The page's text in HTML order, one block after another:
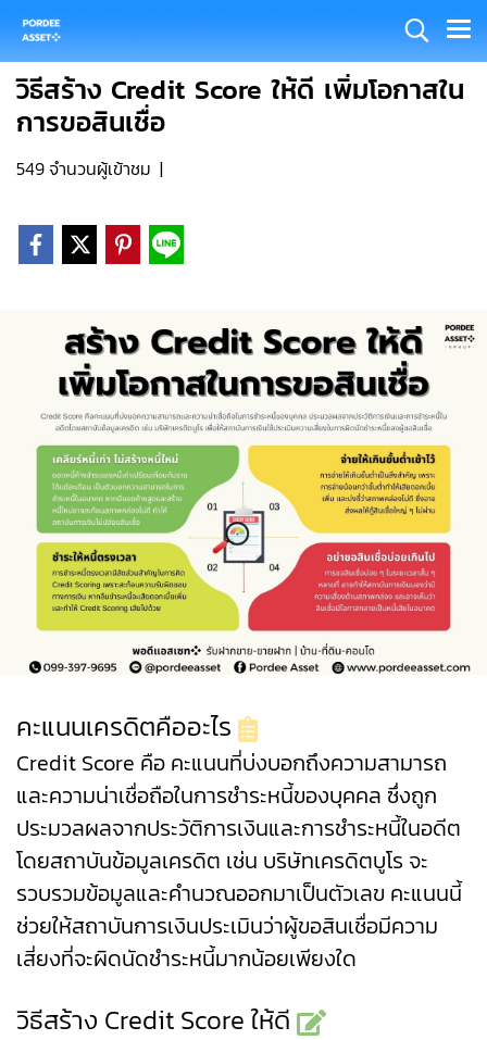
วิธีสร้าง Credit Score ให้ดี เพิ่มโอกาสใน
การขอสินเชื่อ
549 จำนวนผู้เข้าชม |
คะแนนเครดิตคืออะไร
Credit Score คือ คะแนนที่บ่งบอกถึงความสามารถ
และความน่าเชื่อถือในการชำระหนี้ของบุคคล ซึ่งถูก
ประมวลผลจากประวัติการเงินและการชำระหนี้ในอดีต
โดยสถาบันข้อมูลเครดิต เช่น บริษัทเครดิตบูโร จะ
รวบรวมข้อมูลและคำนวณออกมาเป็นตัวเลข คะแนนนี้
ช่วยให้สถาบันการเงินประเมินว่าผู้ขอสินเชื่อมีความ
เสี่ยงที่จะผิดนัดชำระหนี้มากน้อยเพียงใด
วิธีสร้าง Credit Score ให้ดี